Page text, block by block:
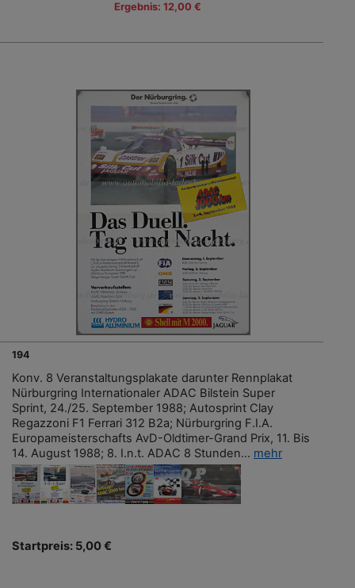
Ergebnis: 12,00 €
194
Konv. 8 Veranstaltungsplakate darunter Rennplakat
Nürburgring Internationaler ADAC Bilstein Super
Sprint, 24./25. September 1988; Autosprint Clay
Regazzoni F1 Ferrari 312 B2a; Nürburgring F.I.A.
Europameisterschafts AvD-Oldtimer-Grand Prix, 11. Bis
14. August 1988; 8. I.n.t. ADAC 8 Stunden... mehr
Startpreis: 5,00 €